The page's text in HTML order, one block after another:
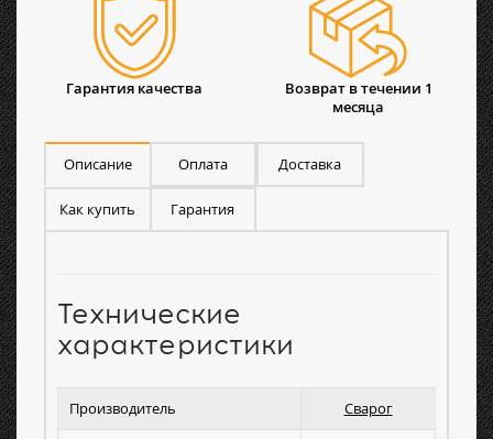
Гарантия качества
Возврат в течении 1
месяца
Описание Оплата Доставка
Как купить Гарантия
Технические
характеристики
Производитель Сварог